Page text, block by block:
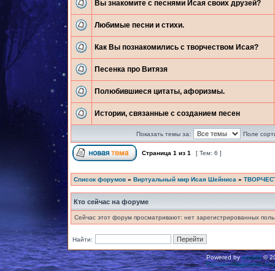
Вы знакомите с песнями Исая своих друзей?
Любимые песни и стихи.
Как Вы познакомились с творчеством Исая?
Песенка про Витязя
Полюбившиеся цитаты, афоризмы.
Истории, связанные с созданием песен
Показать темы за: Поле
Страница 1 из 1 [ Тем: 6 ]
Список форумов » Виртуальный мир Исая Шейниса »
Кто сейчас на форуме
Сейчас этот форум просматривают: нет зарегистрированных
Найти:
Powered byphpBB©
Русская поддержка